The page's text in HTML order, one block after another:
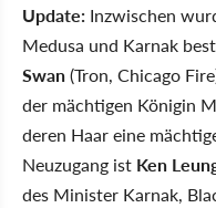
Update: Inzwischen
Medusa und Karnak
Swan(Tron, Chicago
der mächtigen Königin
deren Haar eine
Neuzugang ist Ken
des Minister Karnak,